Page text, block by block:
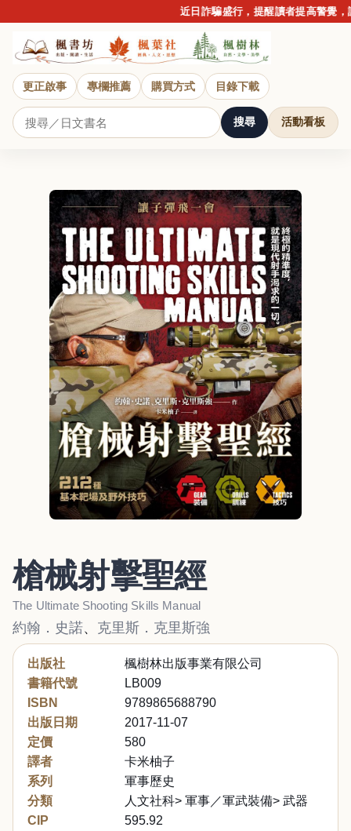
近日詐騙盛行，提醒讀者提高警覺，請
更正啟事 專欄推薦 購買方式 目錄下載
搜尋 活動看板
槍械射擊聖經
The Ultimate Shooting Skills Manual
約翰．史諾、 克里斯．克里斯強
出版社
楓樹林出版事業有限公司
書籍代號
LB009
ISBN
9789865688790
出版日期
2017-11-07
定價
580
譯者
卡米柚子
系列
軍事歷史
分類
人文社科> 軍事／軍武裝備> 武器
CIP
595.92